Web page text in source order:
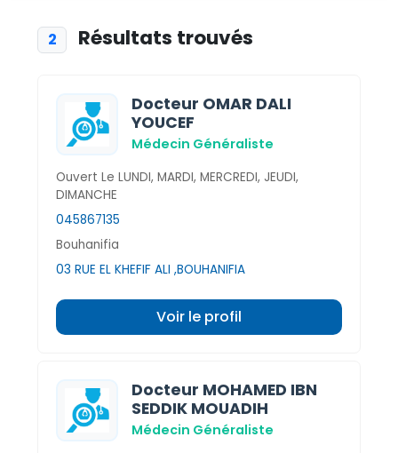
2 Résultats trouvés
Docteur OMAR DALI
YOUCEF
Médecin Généraliste
Ouvert Le LUNDI, MARDI, MERCREDI, JEUDI,
DIMANCHE
045867135
Bouhanifia
03 RUE EL KHEFIF ALI ,BOUHANIFIA
Voir le profil
Docteur MOHAMED IBN
SEDDIK MOUADIH
Médecin Généraliste